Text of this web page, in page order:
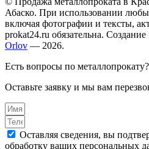
Абаско. При использовании
включая фотографии и тексты,
prokat24.ru обязательна.
Orlov — 2026.
Есть вопросы по металлопрокату?
Оставьте заявку и мы вам
Оставляя сведения, вы
обработку ваших персональных